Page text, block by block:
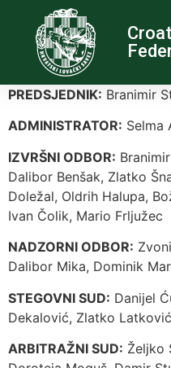
PREDSJEDNIK: Branimir
ADMINISTRATOR: Selma
IZVRŠNI ODBOR:
Dalibor Benšak, Zlatko
Doležal, Oldrih Halupa,
Ivan Čolik, Mario Frljužec
NADZORNI ODBOR:
Dalibor Mika, Dominik
STEGOVNI SUD: Danijel
Dekalović, Zlatko
ARBITRAŽNI SUD: Željko